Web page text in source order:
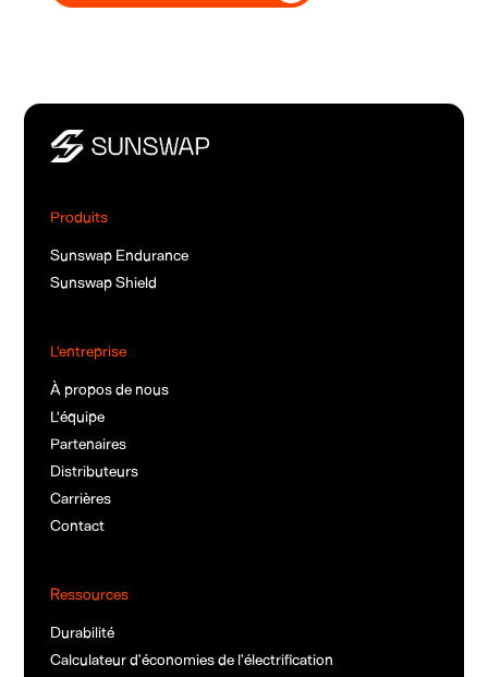
Produits
Sunswap Endurance
Sunswap Shield
L'entreprise
À propos de nous
L'équipe
Partenaires
Distributeurs
Carrières
Contact
Ressources
Durabilité
Calculateur d’économies de l’électrification